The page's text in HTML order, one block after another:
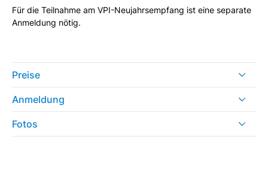
Für die Teilnahme am VPI-Neujahrsempfang ist eine separate
Anmeldung nötig.
Preise
Anmeldung
Fotos